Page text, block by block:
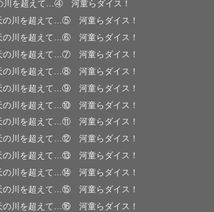
川を超えて…④ 河童らダイス！
川を超えて…⑤ 河童らダイス！
川を超えて…⑥ 河童らダイス！
川を超えて…⑦ 河童らダイス！
川を超えて…⑧ 河童らダイス！
川を超えて…⑨ 河童らダイス！
川を超えて…⑩ 河童らダイス！
川を超えて…⑪ 河童らダイス！
川を超えて…⑫ 河童らダイス！
川を超えて…⑬ 河童らダイス！
川を超えて…⑭ 河童らダイス！
川を超えて…⑮ 河童らダイス！
川を超えて…⑯ 河童らダイス！